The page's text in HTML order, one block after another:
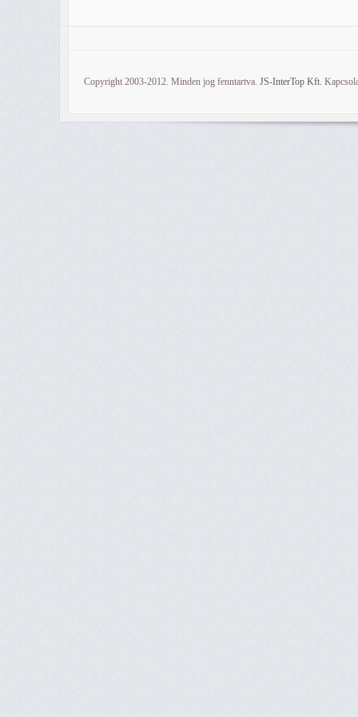
Copyright 2003-2012. Minden jog fenntartva. JS-InterTop Kft.